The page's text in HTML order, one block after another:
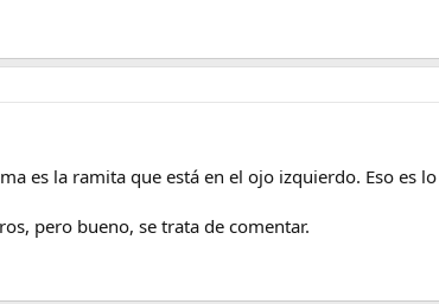
es la ramita que está en el ojo izquierdo. Eso es
pero bueno, se trata de comentar.